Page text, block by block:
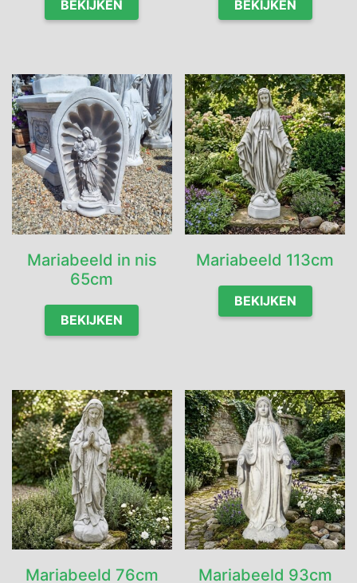
BEKIJKEN BEKIJKEN
Mariabeeld in nis
65cm
BEKIJKEN
Mariabeeld 113cm
BEKIJKEN
Mariabeeld 76cm Mariabeeld 93cm